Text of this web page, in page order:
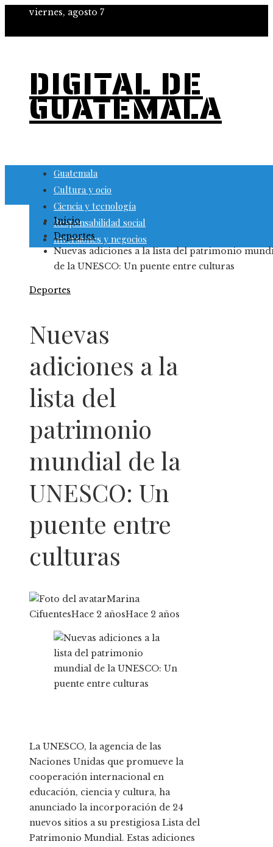
viernes, agosto 7
DIGITAL DE
GUATEMALA
Guatemala
Cultura y ocio
Ciencia y tecnología
Responsabilidad social
Inversiones y negocios
Inicio
Deportes
Nuevas adiciones a la lista del patrimonio
de la UNESCO: Un puente entre culturas
Deportes
Nuevas
adiciones a la
lista del
patrimonio
mundial de la
UNESCO: Un
puente entre
culturas
Marina
CifuentesHace 2 añosHace 2 años
La UNESCO, la agencia de las
Naciones Unidas que promueve la
cooperación internacional en
educación, ciencia y cultura, ha
anunciado la incorporación de 24
nuevos sitios a su prestigiosa Lista del
Patrimonio Mundial. Estas adiciones